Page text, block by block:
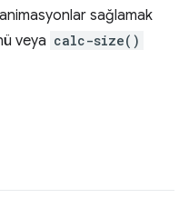
sağlamak
veya calc-size()